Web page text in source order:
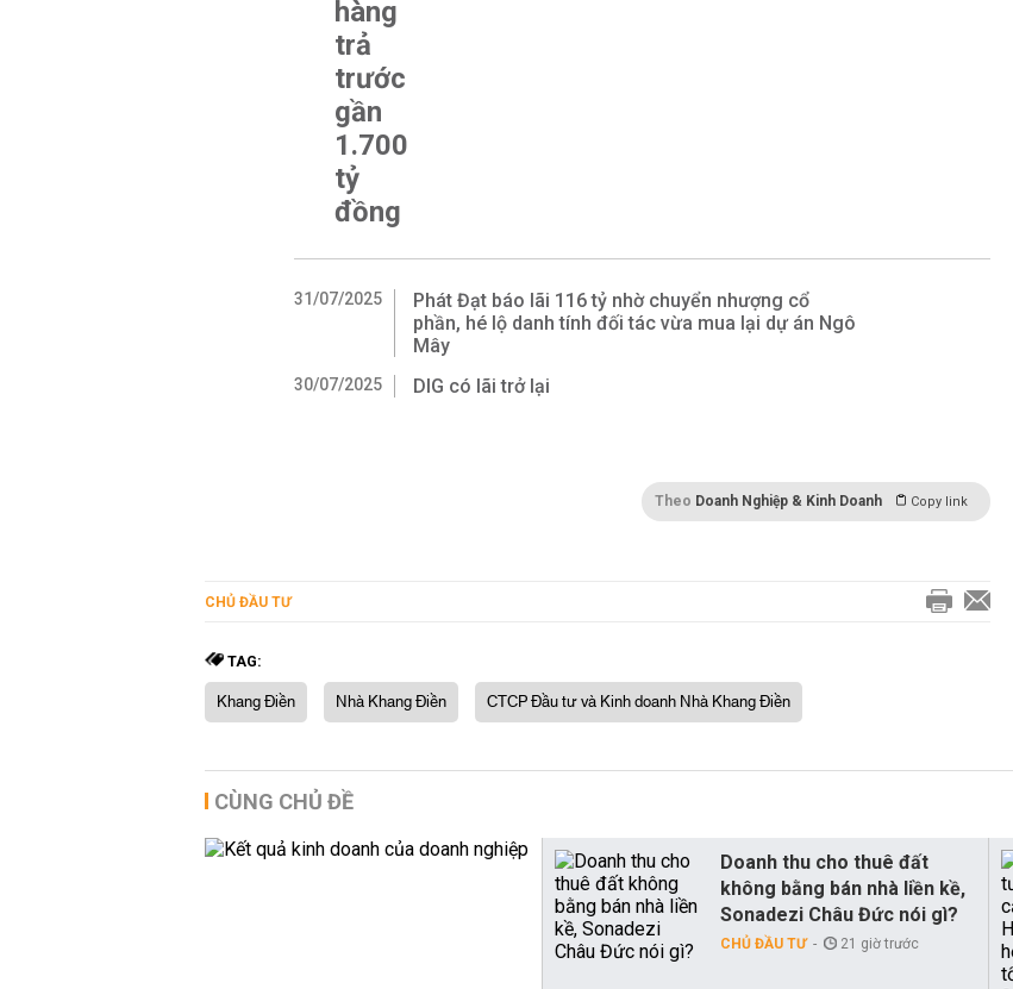
hàng
trả
trước
gần
1.700
tỷ
đồng
31/07/2025
Phát Đạt báo lãi 116 tỷ nhờ chuyển nhượng cổ
phần, hé lộ danh tính đối tác vừa mua lại dự án Ngô
Mây
30/07/2025 DIG có lãi trở lại
Theo Doanh Nghiệp & Kinh Doanh Copy link
CHỦ ĐẦU TƯ
TAG:
Khang Điền Nhà Khang Điền CTCP Đầu tư và Kinh doanh Nhà Khang Điền
CÙNG CHỦ ĐỀ
Doanh thu cho thuê đất
không bằng bán nhà liền kề,
Sonadezi Châu Đức nói gì?
CHỦ ĐẦU TƯ 21 giờ trước